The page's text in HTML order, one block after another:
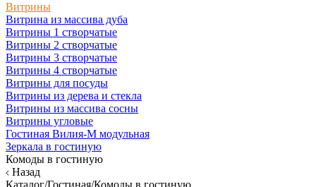
Витрины
Витрина из массива дуба
Витрины 1 створчатые
Витрины 2 створчатые
Витрины 3 створчатые
Витрины 4 створчатые
Витрины для посуды
Витрины из дерева и стекла
Витрины из массива сосны
Витрины угловые
Гостиная Вилия-М модульная
Зеркала в гостиную
Комоды в гостиную
Назад
Каталог/Гостиная/Комоды в гостиную